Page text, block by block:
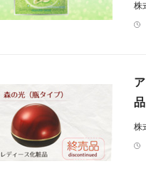
株
株